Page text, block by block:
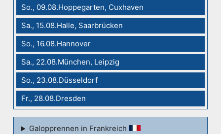
So., 09.08.Hoppegarten, Cuxhaven
Sa., 15.08.Halle, Saarbrücken
So., 16.08.Hannover
Sa., 22.08.München, Leipzig
So., 23.08.Düsseldorf
Fr., 28.08.Dresden
Galopprennen in Frankreich